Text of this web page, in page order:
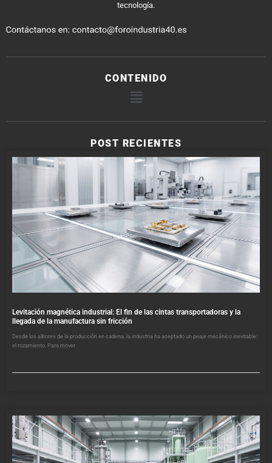
tecnología.
CONTENIDO
POST RECIENTES
Levitación magnética industrial: El fin de las cintas transportadoras y la
llegada de la manufactura sin fricción
Desde los albores de la producción en cadena, la industria ha aceptado un peaje mecánico inevitable:
el rozamiento. Para mover